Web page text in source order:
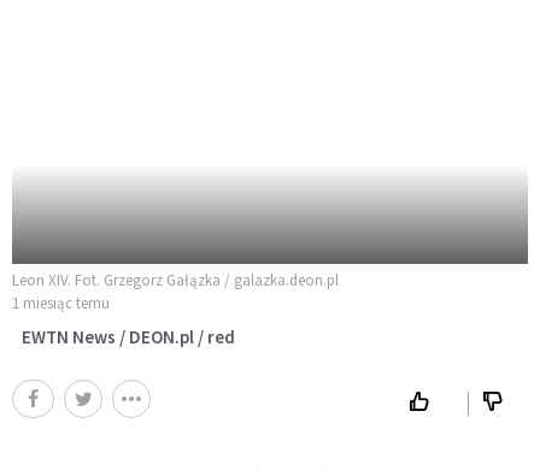
Leon XIV. Fot. Grzegorz Gałązka / galazka.deon.pl
1 miesiąc temu
EWTN News / DEON.pl / red